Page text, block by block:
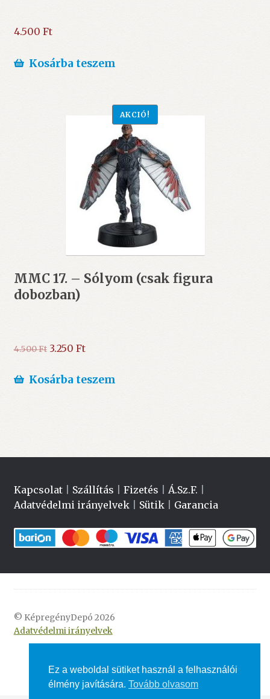
4.500 Ft
Kosárba teszem
MMC 17. – Sólyom (csak figura
dobozban)
AKCIÓ!
4.500Ft Original
was:
3.250 FtCurrent
is:
Kosárba teszem
Kapcsolat| Szállítás Fizetés Á.Sz.F.
Adatvédelmi irányelvek| Sütik| Garancia
© KépregényDepó 2026
Adatvédelmi irányelvek
Ez a weboldal sütiket használ a felhasználói
élmény javítására. Tovább olvasom